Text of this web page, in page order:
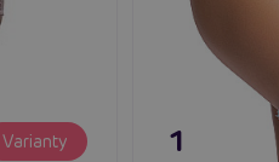
Varianty 159 Kč